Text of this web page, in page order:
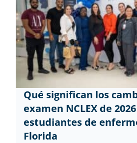
Qué significan los
examen NCLEX de
estudiantes de
Florida